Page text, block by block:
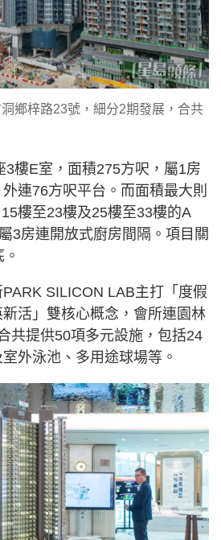
鄉梓路23號，細分2期發展，合共
3樓E室，面積275方呎，屬1房
連76方呎平台。而面積最大則
樓至23樓及25樓至33樓的A
3房連開放式廚房間隔。項目關
SILICON LAB主打「度假
活」雙核心概念，會所連園林
共提供50項多元設施，包括24
外泳池、多用途球場等。